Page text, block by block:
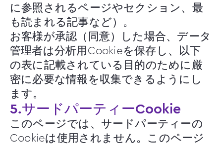
に参照されるページやセクション、最
も読まれる記事など）。
お客様が承認（同意）した場合、データ
管理者は分析用Cookieを保存し、以下
の表に記載されている目的のために厳
密に必要な情報を収集できるようにし
ます。
5.サードパーティーCookie
このページでは、サードパーティーの
Cookieは使用されません。このページ